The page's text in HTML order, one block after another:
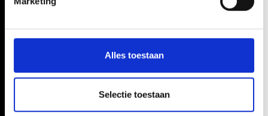
personaliseren, om functies voor social media te bieden
en om ons websiteverkeer te analyseren. Ook delen we
partners voor social media, adverteren en analyse. Deze
partners kunnen deze gegevens combineren met andere
Alles toestaan
Selectie toestaan